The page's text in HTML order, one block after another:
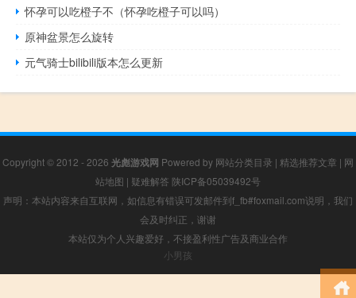
怀孕可以吃橙子不（怀孕吃橙子可以吗）
原神盆景怎么旋转
元气骑士bilibili版本怎么更新
Copyright © 2012 - 2026 光彪游戏网 Powered by 网站分类目录 | 精选推荐文章 | 网
站地图 | 疑难解答 陕ICP备05039492号
声明：本站内容来自互联网，如信息有错误可发邮件到f_fb#foxmail.com说明，我们
会及时纠正，谢谢
本站仅为个人兴趣爱好，不接盈利性广告及商业合作
小男孩